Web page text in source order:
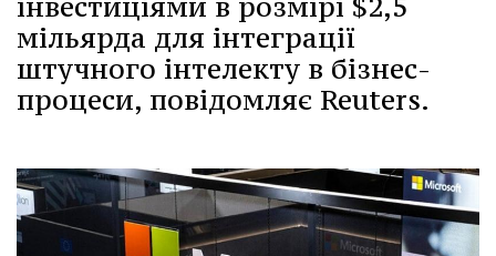
мільярда для інтеграції
штучного інтелекту в бізнес-
процеси, повідомляє Reuters.